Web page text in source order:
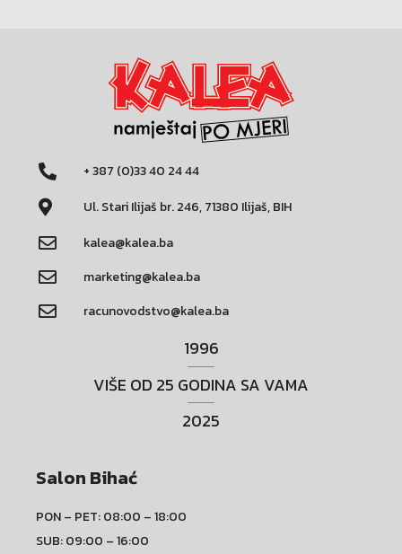
+ 387 (0)33 40 24 44
Ul. Stari Ilijaš br. 246, 71380 Ilijaš, BIH
kalea@kalea.ba
marketing@kalea.ba
racunovodstvo@kalea.ba
1996
VIŠE OD 25 GODINA SA VAMA
2025
Salon Bihać
PON – PET: 08:00 – 18:00
SUB: 09:00 – 16:00